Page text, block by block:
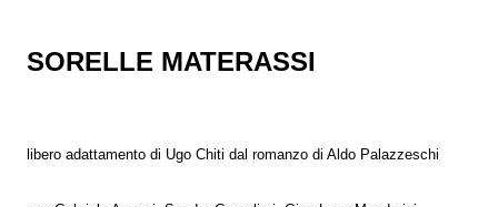
SORELLE MATERASSI
libero adattamento di Ugo Chiti dal romanzo di Aldo Palazzeschi